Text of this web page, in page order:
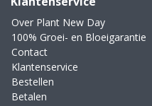
Over Plant New Day
100% Groei- en Bloeigarantie
Contact
Klantenservice
Bestellen
Betalen